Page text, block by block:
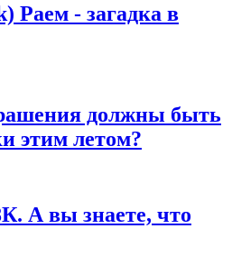
Раем - загадка в
должны быть
этим летом?
А вы знаете, что